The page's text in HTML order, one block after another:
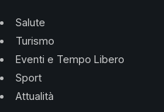
Salute
Turismo
Eventi e Tempo Libero
Sport
Attualità